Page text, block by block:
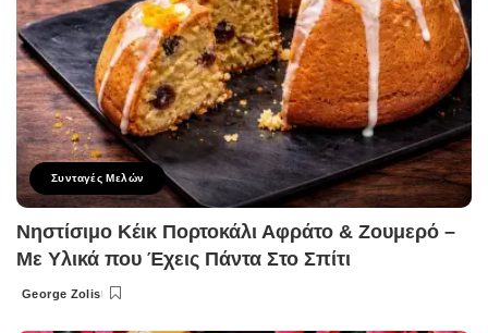
Συνταγές Μελών
Νηστίσιμο Κέικ Πορτοκάλι Αφράτο & Ζουμερό –
Με Υλικά που Έχεις Πάντα Στο Σπίτι
Posted
George Zolis